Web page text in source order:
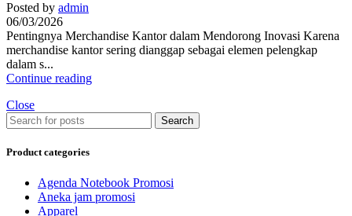
Posted by admin
06/03/2026
Pentingnya Merchandise Kantor dalam Mendorong Inovasi Karena
merchandise kantor sering dianggap sebagai elemen pelengkap
dalam s...
Continue reading
Close
Search
Product categories
Agenda Notebook Promosi
Aneka jam promosi
Apparel